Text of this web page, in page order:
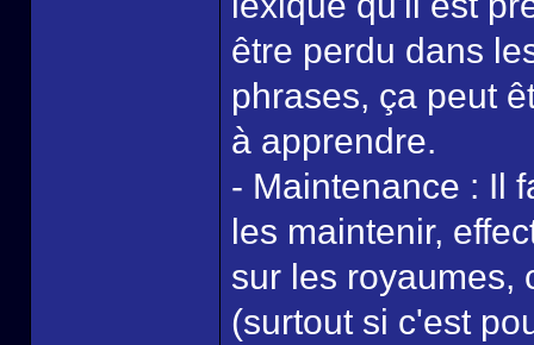
être perdu dans
phrases, ça peut
à apprendre.
- Maintenance : Il
les maintenir,
sur les royaumes,
(surtout si c'est